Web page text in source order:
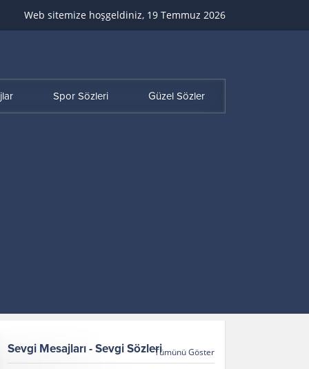
Web sitemize hoşgeldiniz, 19 Temmuz 2026
Spor Sözleri Güzel Sözler
Sevgi Mesajları - Sevgi SözleriTümünü Göster